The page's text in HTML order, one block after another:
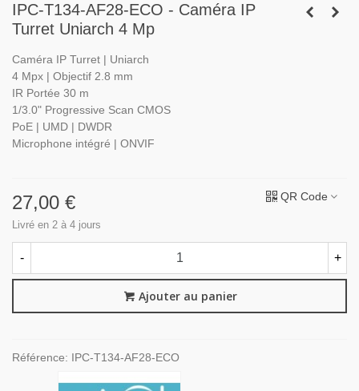
IPC-T134-AF28-ECO - Caméra IP
Turret Uniarch 4 Mp
Caméra IP Turret | Uniarch
4 Mpx | Objectif 2.8 mm
IR Portée 30 m
1/3.0" Progressive Scan CMOS
PoE | UMD | DWDR
Microphone intégré | ONVIF
27,00 €
Livré en 2 à 4 jours
QR Code
- +
Ajouter au panier
Référence: IPC-T134-AF28-ECO